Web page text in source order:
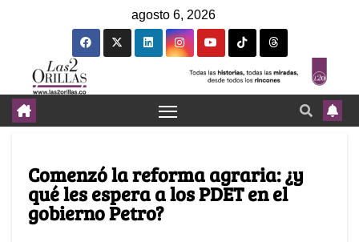
agosto 6, 2026
Comenzó la reforma agraria: ¿y
qué les espera a los PDET en el
gobierno Petro?